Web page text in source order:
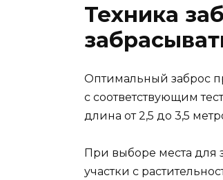
Техника
Оптимальный заброс
с соответствующим
длина от 2,5 до 3,5
При выборе места для
участки с